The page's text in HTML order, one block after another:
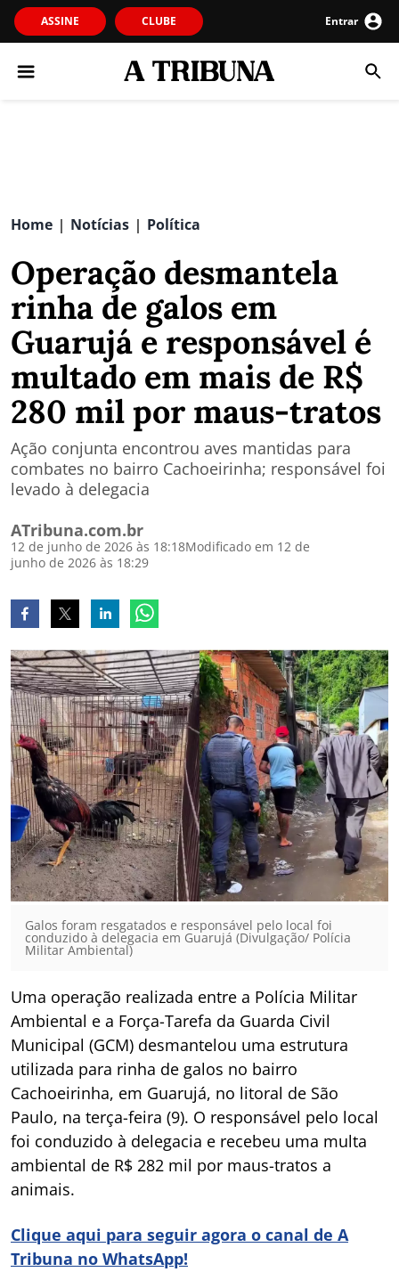
ASSINE CLUBE Entrar
Home | Notícias | Política
Operação desmantela
rinha de galos em
Guarujá e responsável é
multado em mais de R$
280 mil por maus-tratos
Ação conjunta encontrou aves mantidas para
combates no bairro Cachoeirinha; responsável foi
levado à delegacia
ATribuna.com.br
12 de junho de 2026 às 18:18Modificado em 12 de
junho de 2026 às 18:29
Galos foram resgatados e responsável pelo local foi
conduzido à delegacia em Guarujá (Divulgação/ Polícia
Militar Ambiental)
Uma operação realizada entre a Polícia Militar
Ambiental e a Força-Tarefa da Guarda Civil
Municipal (GCM) desmantelou uma estrutura
utilizada para rinha de galos no bairro
Cachoeirinha, em Guarujá, no litoral de São
Paulo, na terça-feira (9). O responsável pelo local
foi conduzido à delegacia e recebeu uma multa
ambiental de R$ 282 mil por maus-tratos a
animais.
Clique aqui para seguir agora o canal de A
Tribuna no WhatsApp!